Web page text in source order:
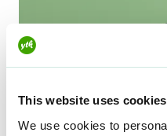
This website uses cookies
We use cookies to